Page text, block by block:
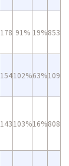
178 91% 19%853
154102%63%109
143103%16%808